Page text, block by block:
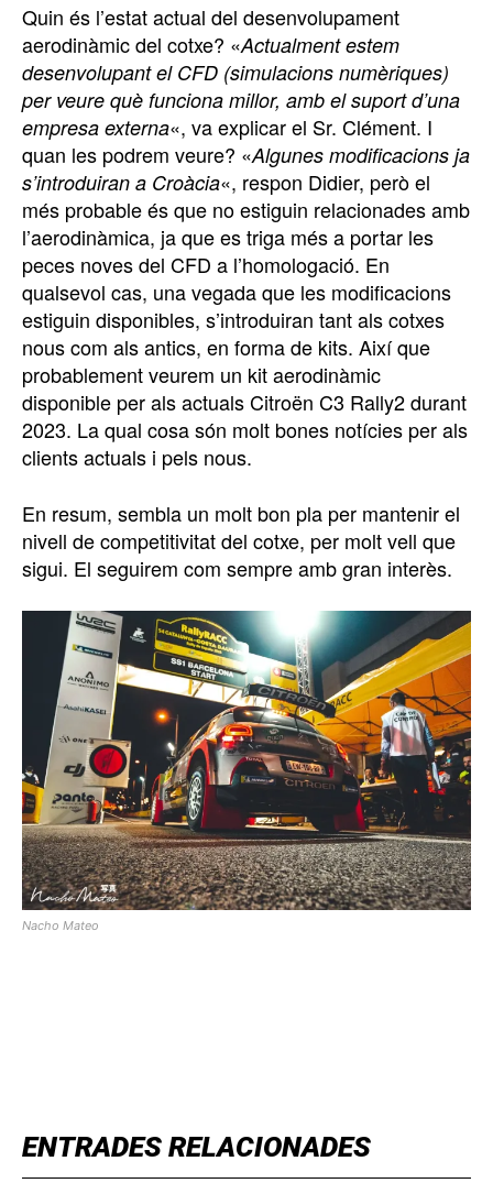
ENTRADES RELACIONADES
Quin és l’estat actual del desenvolupament
aerodinàmic del cotxe? «Actualment estem
desenvolupant el CFD (simulacions numèriques)
per veure què funciona millor, amb el suport d’una
empresa externa«, va explicar el Sr. Clément. I
quan les podrem veure? «Algunes modificacions ja
s’introduiran a Croàcia«, respon Didier, però el
més probable és que no estiguin relacionades amb
l’aerodinàmica, ja que es triga més a portar les
peces noves del CFD a l’homologació. En
qualsevol cas, una vegada que les modificacions
estiguin disponibles, s’introduiran tant als cotxes
nous com als antics, en forma de kits. Així que
probablement veurem un kit aerodinàmic
disponible per als actuals Citroën C3 Rally2 durant
2023. La qual cosa són molt bones notícies per als
clients actuals i pels nous.
En resum, sembla un molt bon pla per mantenir el
nivell de competitivitat del cotxe, per molt vell que
sigui. El seguirem com sempre amb gran interès.
Nacho Mateo